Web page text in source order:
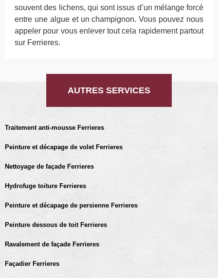
souvent des lichens, qui sont issus d’un mélange forcé
entre une algue et un champignon. Vous pouvez nous
appeler pour vous enlever tout cela rapidement partout
sur Ferrieres.
AUTRES SERVICES
Traitement anti-mousse Ferrieres
Peinture et décapage de volet Ferrieres
Nettoyage de façade Ferrieres
Hydrofuge toiture Ferrieres
Peinture et décapage de persienne Ferrieres
Peinture dessous de toit Ferrieres
Ravalement de façade Ferrieres
Façadier Ferrieres